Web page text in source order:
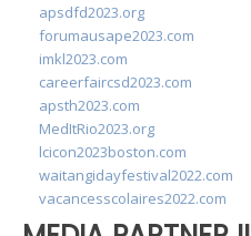
apsdfd2023.org
forumausape2023.com
imkl2023.com
careerfaircsd2023.com
apsth2023.com
MedItRio2023.org
lcicon2023boston.com
waitangidayfestival2022.com
vacancesscolaires2022.com